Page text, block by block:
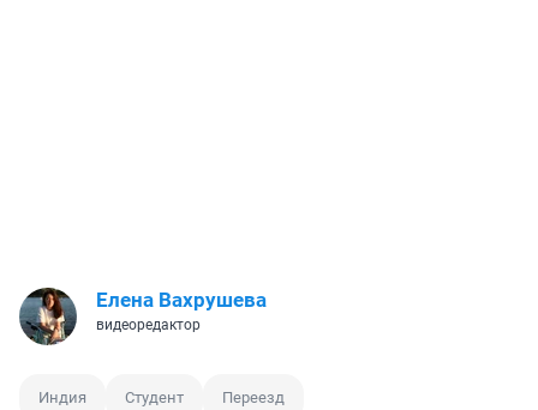
Елена Вахрушева
видеоредактор
Индия Студент Переезд